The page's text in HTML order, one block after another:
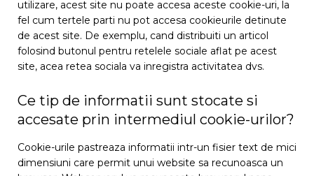
utilizare, acest site nu poate accesa aceste cookie-uri, la
fel cum tertele parti nu pot accesa cookieurile detinute
de acest site. De exemplu, cand distribuiti un articol
folosind butonul pentru retelele sociale aflat pe acest
site, acea retea sociala va inregistra activitatea dvs.
Ce tip de informatii sunt stocate si
accesate prin intermediul cookie-urilor?
Cookie-urile pastreaza informatii intr-un fisier text de mici
dimensiuni care permit unui website sa recunoasca un